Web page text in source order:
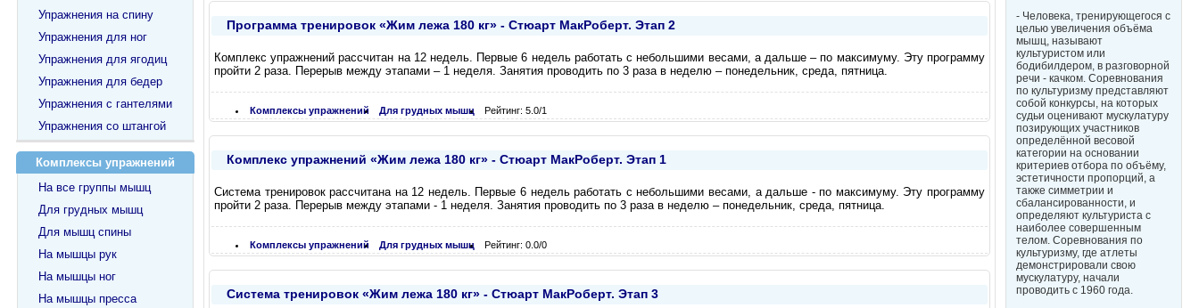
Программа тренировок «Жим лежа 180 кг» - Стюарт МакРоберт. Этап 2
Комплекс упражнений рассчитан на 12 недель. Первые 6 недель работать с небольшими весами, а дальше – по максимуму. Эту программу
пройти 2 раза. Перерыв между этапами – 1 неделя. Занятия проводить по 3 раза в неделю – понедельник, среда, пятница.
Комплексы упражнений Для грудных мышц Рейтинг: 5.0/1
Комплекс упражнений «Жим лежа 180 кг» - Стюарт МакРоберт. Этап 1
Система тренировок рассчитана на 12 недель. Первые 6 недель работать с небольшими весами, а дальше - по максимуму. Эту программу
пройти 2 раза. Перерыв между этапами - 1 неделя. Занятия проводить по 3 раза в неделю – понедельник, среда, пятница.
Комплексы упражнений Для грудных мышц Рейтинг: 0.0/0
Система тренировок «Жим лежа 180 кг» - Стюарт МакРоберт. Этап 3
Упражнения на спину
Упражнения для ног
Упражнения для ягодиц
Упражнения для бедер
Упражнения с гантелями
Упражнения со штангой
Комплексы упражнений
На все группы мышц
Для грудных мышц
Для мышц спины
На мышцы рук
На мышцы ног
На мышцы пресса
- Человека, тренирующегося с
целью увеличения объёма
мышц, называют
культуристом или
бодибилдером, в разговорной
речи - качком. Соревнования
по культуризму представляют
собой конкурсы, на которых
судьи оценивают мускулатуру
позирующих участников
определённой весовой
категории на основании
критериев отбора по объёму,
эстетичности пропорций, а
также симметрии и
сбалансированности, и
определяют культуриста с
наиболее совершенным
телом. Соревнования по
культуризму, где атлеты
демонстрировали свою
мускулатуру, начали
проводить с 1960 года.